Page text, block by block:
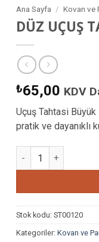
Ana Sayfa / Kovan ve
DÜZ UÇUŞ
₺65,00 KDV
Uçuş Tahtasi Büyük
pratik ve dayanıklı
Stok kodu: ST00120
Kategoriler: Kovan ve